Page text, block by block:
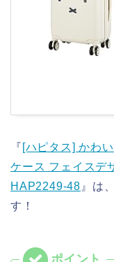
『 [ハピタス] かわ
ケース フェイスデ
HAP2249-48 』は
す！